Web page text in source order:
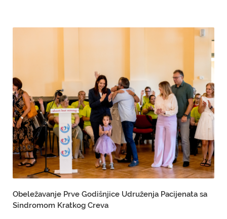
Obeležavanje Prve Godišnjice Udruženja Pacijenata sa
Sindromom Kratkog Creva